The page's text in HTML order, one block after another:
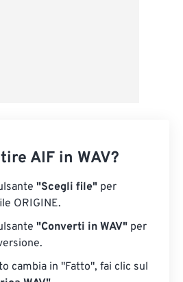
AIF in WAV?
"Scegli file" per
ORIGINE.
"Converti in WAV" per
cambia in "Fatto", fai clic sul